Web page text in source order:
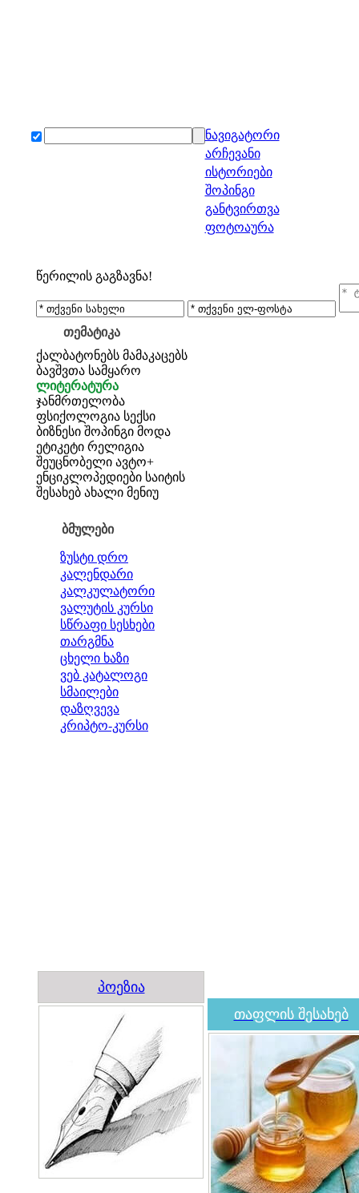
ნავიგატორი
არჩევანი
ისტორიები
შოპინგი
განტვირთვა
ფოტოაურა
წერილის გაგზავნა!
თემატიკა
ქალბატონებს მამაკაცებს
ბავშვთა სამყარო
ლიტერატურა
ჯანმრთელობა
ფსიქოლოგია სექსი
ბიზნესი შოპინგი მოდა
ეტიკეტი რელიგია
შეუცნობელი ავტო+
ენციკლოპედიები საიტის
შესახებ ახალი მენიუ
ბმულები
ზუსტი დრო
კალენდარი
კალკულატორი
ვალუტის კურსი
სწრაფი სესხები
თარგმნა
ცხელი ხაზი
ვებ კატალოგი
სმაილები
დაზღვევა
კრიპტო-კურსი
პოეზია
თაფლის შესახებ